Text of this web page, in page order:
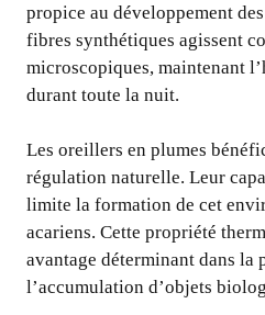
propice au développement
fibres synthétiques agissent
microscopiques, maintenant
durant toute la nuit.
Les oreillers en plumes
régulation naturelle. Leur
limite la formation de cet
acariens. Cette propriété
avantage déterminant dans la
l’accumulation d’objets